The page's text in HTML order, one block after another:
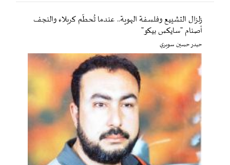
زلزال التشييع وفلسفة الهوية.. عندما تُحطّم كربلاء والنجف
أصنام "سايكس بيكو"
حيدر حسين سويري